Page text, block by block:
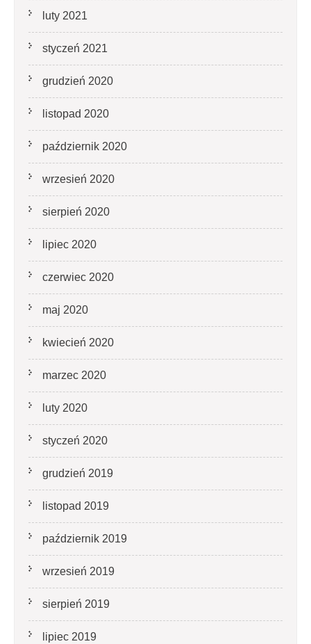
luty 2021
styczeń 2021
grudzień 2020
listopad 2020
październik 2020
wrzesień 2020
sierpień 2020
lipiec 2020
czerwiec 2020
maj 2020
kwiecień 2020
marzec 2020
luty 2020
styczeń 2020
grudzień 2019
listopad 2019
październik 2019
wrzesień 2019
sierpień 2019
lipiec 2019